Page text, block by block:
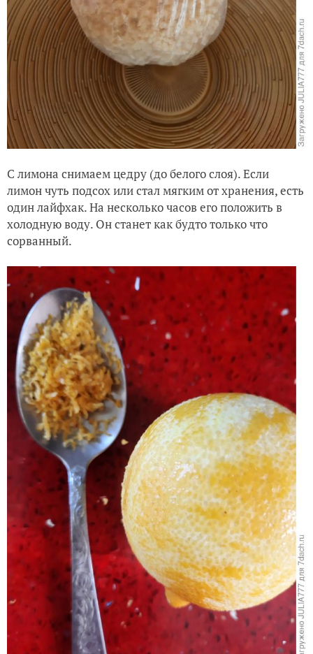
С лимона снимаем цедру (до белого слоя). Если
лимон чуть подсох или стал мягким от хранения, есть
один лайфхак. На несколько часов его положить в
холодную воду. Он станет как будто только что
сорванный.